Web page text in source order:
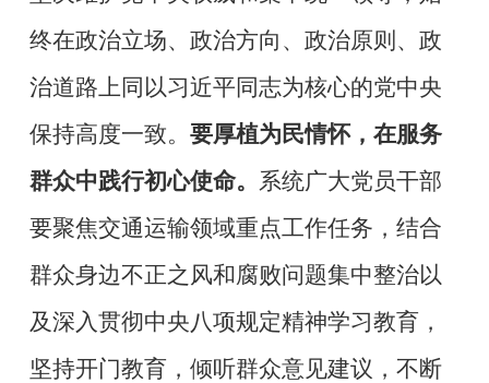
终在政治立场、政治方向、政治原则、政
治道路上同以习近平同志为核心的党中央
保持高度一致。 要厚植为民情怀，在服务
群众中践行初心使命。 系统广大党员干部
要聚焦交通运输领域重点工作任务，结合
群众身边不正之风和腐败问题集中整治以
及深入贯彻中央八项规定精神学习教育，
坚持开门教育，倾听群众意见建议，不断